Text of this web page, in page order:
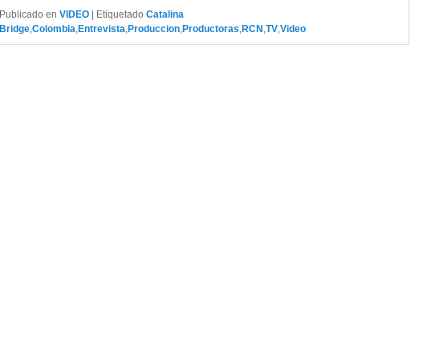
Publicado en VIDEO Etiquetado Catalina
Bridge,Colombia,Entrevista,Produccion,Productoras,RCN ,TV,Video